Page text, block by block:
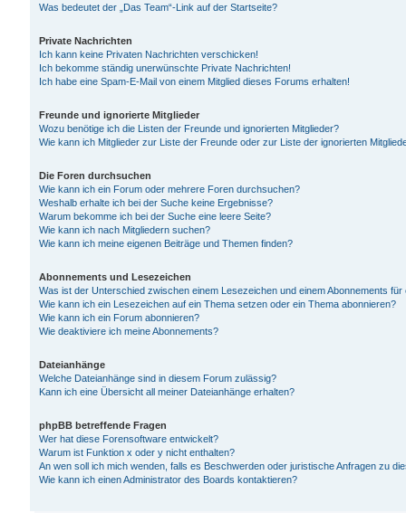
Was bedeutet der „Das Team“-Link auf der Startseite?
Private Nachrichten
Ich kann keine Privaten Nachrichten verschicken!
Ich bekomme ständig unerwünschte Private Nachrichten!
Ich habe eine Spam-E-Mail von einem Mitglied dieses Forums erhalten!
Freunde und ignorierte Mitglieder
Wozu benötige ich die Listen der Freunde und ignorierten Mitglieder?
Wie kann ich Mitglieder zur Liste der Freunde oder zur Liste der ignorierten
Die Foren durchsuchen
Wie kann ich ein Forum oder mehrere Foren durchsuchen?
Weshalb erhalte ich bei der Suche keine Ergebnisse?
Warum bekomme ich bei der Suche eine leere Seite?
Wie kann ich nach Mitgliedern suchen?
Wie kann ich meine eigenen Beiträge und Themen finden?
Abonnements und Lesezeichen
Was ist der Unterschied zwischen einem Lesezeichen und einem Abonnements
Wie kann ich ein Lesezeichen auf ein Thema setzen oder ein Thema abonnieren?
Wie kann ich ein Forum abonnieren?
Wie deaktiviere ich meine Abonnements?
Dateianhänge
Welche Dateianhänge sind in diesem Forum zulässig?
Kann ich eine Übersicht all meiner Dateianhänge erhalten?
phpBB betreffende Fragen
Wer hat diese Forensoftware entwickelt?
Warum ist Funktion x oder y nicht enthalten?
An wen soll ich mich wenden, falls es Beschwerden oder juristische Anfragen zu
Wie kann ich einen Administrator des Boards kontaktieren?